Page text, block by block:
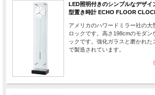
大型フロアー置時計のご注文は全て予約販売となります
注となりますので、別途お届け予定日をお知らせます。
※大型商品になるため、 梱包サイズが高さ200cm以上、
なります。通常の宅配便では対応できないので こちらで
成田空港発になりますが、配送地域によって送料は大き
送料を別途請求になります。ご注文確定時、送料の見積
LED照明付きのシンプルなデザイ
型置き時計 ECHO FLOOR
アメリカのハワードミラー社の大
ロックです。高さ198cmのモダン
ックです。強化ガラスと磨かれた
で製造されています。